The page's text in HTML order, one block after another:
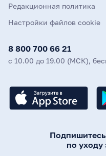
Редакционная политика
Настройки файлов cookie
8 800 700 66 21
с 10.00 до 19.00 (МСК),
по